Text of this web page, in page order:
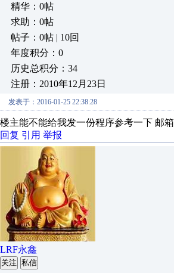
精华：0帖
求助：0帖
帖子：0帖 | 10回
年度积分：0
历史总积分：34
注册：2010年12月23日
发表于：2016-01-25 22:38:28
楼主能不能给我发一份程序参考一下 邮箱
回复 引用 举报
LRF永鑫
关注 私信